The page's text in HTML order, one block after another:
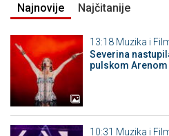
Najnovije Najčitanije
13:18 Muzika i
Severina
pulskom Arenom
10:31 Muzika i